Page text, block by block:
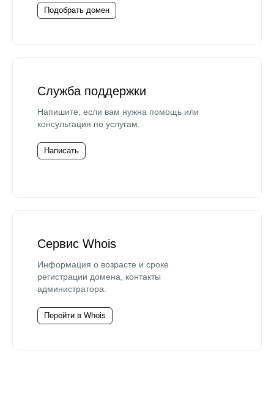
Подобрать домен
Служба поддержки
Напишите, если вам нужна помощь или
консультация по услугам.
Написать
Сервис Whois
Информация о возрасте и сроке
регистрации домена, контакты
администратора.
Перейти в Whois